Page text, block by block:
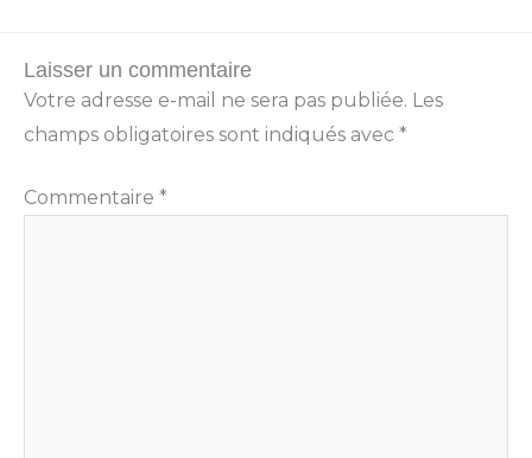
Laisser un commentaire
Votre adresse e-mail ne sera pas publiée. Les
champs obligatoires sont indiqués avec *
Commentaire *